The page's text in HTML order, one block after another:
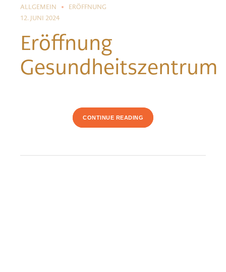
ALLGEMEIN
ERÖFFNUNG
12. JUNI 2024
Eröffnung
Gesundheitszentrum
CONTINUE READING